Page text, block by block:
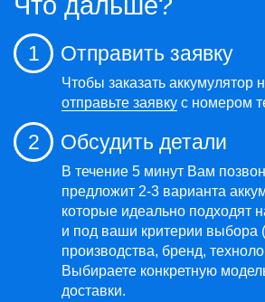
1 Отправить заявку
Чтобы заказать аккумулятор
отправьте заявку с номером
2 Обсудить детали
В течение 5 минут Вам
предложит 2-3 варианта
которые идеально подходят
и под ваши критерии выбора
производства, бренд,
Выбираете конкретную
доставки.